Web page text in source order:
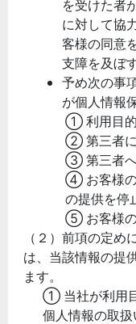
を受けた者
に対して協
客様の同意
支障を及ぼ
予め次の事
が個人情報
① 利用目的
② 第三者に
③ 第三者へ
④ お客様の
の提供を停
⑤ お客様の
（２）前項の定
は、当該情報の提
ます。
① 当社が利用
個人情報の取